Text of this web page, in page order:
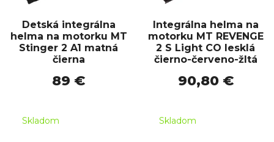
Detská integrálna
helma na motorku MT
Stinger 2 A1 matná
čierna
89 €
Skladom
Integrálna helma na
motorku MT REVENGE
2 S Light CO lesklá
čierno-červeno-žltá
90,80 €
Skladom